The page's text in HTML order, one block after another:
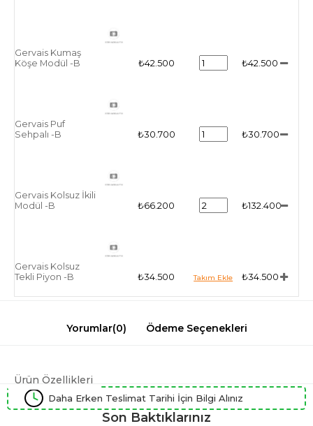
Gervais Kumaş
Köşe Modül -B
₺42.500 ₺42.500
Gervais Puf
Sehpalı -B
₺30.700 ₺30.700
Gervais Kolsuz İkili
Modül -B
₺66.200 ₺132.400
Gervais Kolsuz
Tekli Piyon -B
₺34.500 ₺34.500
Yorumlar(0) Ödeme Seçenekleri
Ürün Özellikleri
Daha Erken Teslimat Tarihi İçin Bilgi Alınız
Son Baktıklarınız